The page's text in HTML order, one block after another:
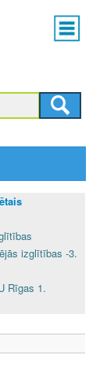
Main
menu
izglītības -3.
Rīgas 1.